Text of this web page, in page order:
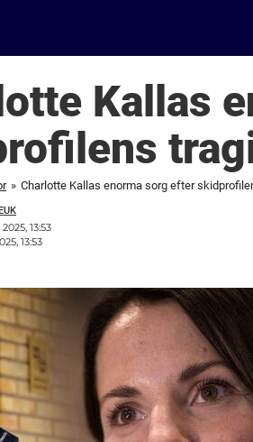
Kallas
» Charlotte Kallas enorma sorg efter
2025, 13:53
13:53